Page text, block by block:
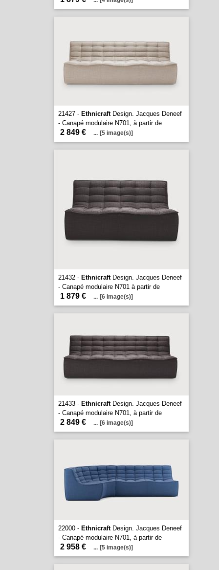
21427 - EthnicraftDesign. Jacques Deneef
- Canapé modulaire N701, à partir de
2 849 € ... [5 image(s)]
21432 - EthnicraftDesign. Jacques Deneef
- Canapé modulaire N701 à partir de
1 879 € ... [6 image(s)]
21433 - EthnicraftDesign. Jacques Deneef
- Canapé modulaire N701, à partir de
2 849 € ... [6 image(s)]
22000 - EthnicraftDesign. Jacques Deneef
- Canapé modulaire N701, à partir de
2 958 € ... [5 image(s)]